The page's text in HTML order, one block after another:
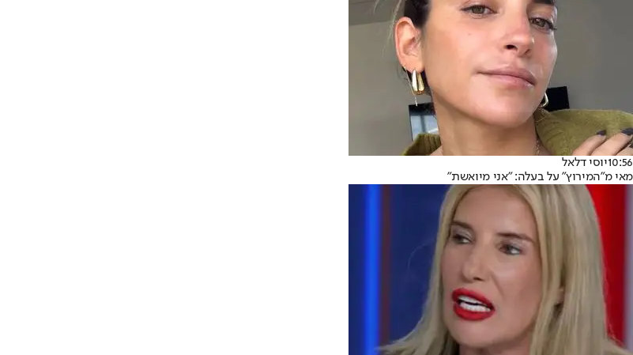
10:56יוסי דלאל
מאי מ"המירוץ" על בעלה: "אני מיואשת"